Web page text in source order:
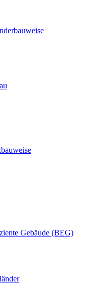
Gebäude (BEG)